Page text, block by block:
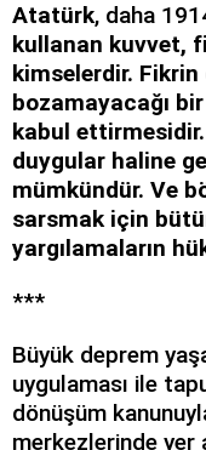
Atatürk, daha
kullanan kuvvet,
kimselerdir.
bozamayacağı
kabul
duygular haline
mümkündür. Ve
sarsmak için
yargılamaların
***
Büyük deprem
uygulaması ile
dönüşüm
merkezlerinde yer